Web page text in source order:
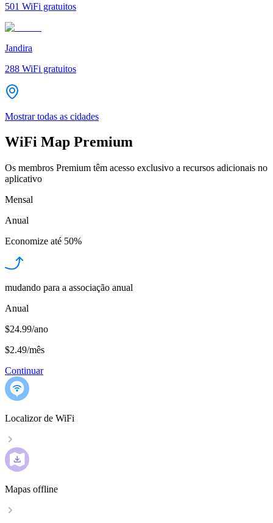
501 WiFi gratuitos
Jandira
288 WiFi gratuitos
Mostrar todas as cidades
WiFi Map Premium
Os membros Premium têm acesso exclusivo a recursos adicionais no
aplicativo
Mensal
Anual
Economize até 50%
mudando para a associação anual
Anual
$24.99/ano
$2.49/mês
Continuar
Localizor de WiFi
Mapas offline